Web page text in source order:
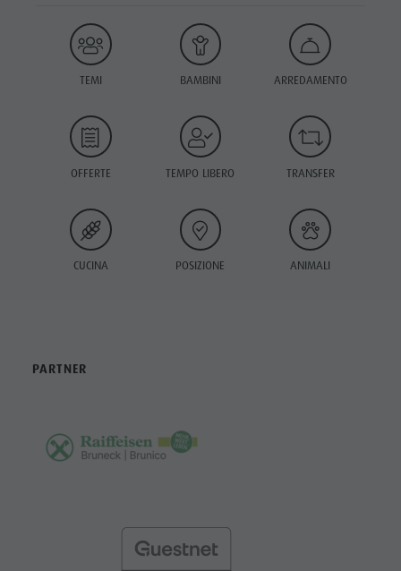
TEMI BAMBINI ARREDAMENTO
OFFERTE TEMPO LIBERO TRANSFER
CUCINA POSIZIONE ANIMALI
PARTNER